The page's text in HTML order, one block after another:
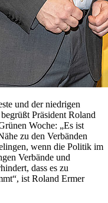
und der niedrigen
Präsident Roland
Woche: „Es ist
zu den Verbänden
wenn die Politik im
Verbände und
dass es zu
ist Roland Ermer